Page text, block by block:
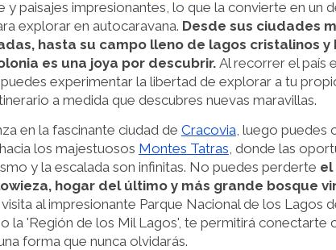
y paisajes impresionantes, lo que la convierte en un
explorar en autocaravana. Desde sus ciudades
hasta su campo lleno de lagos cristalinos y
es una joya por descubrir. Al recorrer el país
experimentar la libertad de explorar a tu
a medida que descubres nuevas maravillas.
en la fascinante ciudad de Cracovia, luego puedes
los majestuosos Montes Tatras , donde las
y la escalada son infinitas. No puedes perderte el
hogar del último y más grande bosque
visita al impresionante Parque Nacional de los Lagos
la 'Región de los Mil Lagos', te permitirá conectarte
forma que nunca olvidarás.